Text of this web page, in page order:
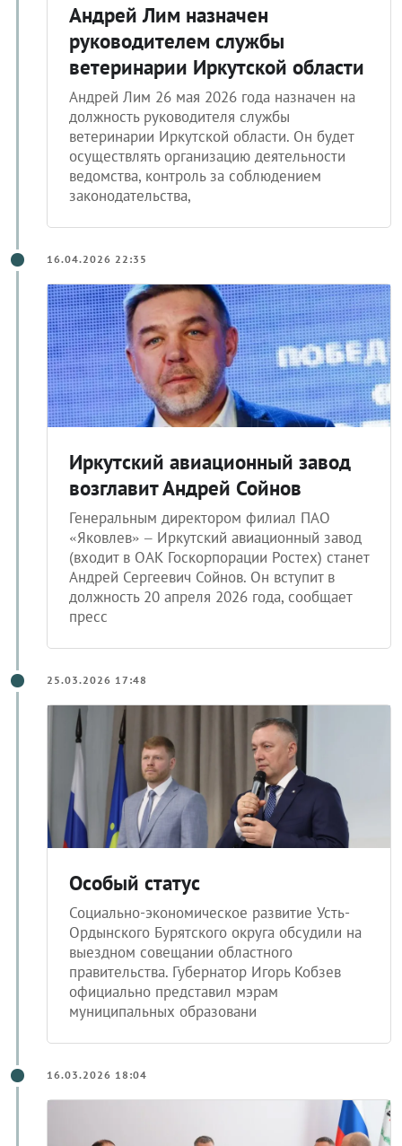
Андрей Лим назначен
руководителем службы
ветеринарии Иркутской области
Андрей Лим 26 мая 2026 года назначен на
должность руководителя службы
ветеринарии Иркутской области. Он будет
осуществлять организацию деятельности
ведомства, контроль за соблюдением
законодательства,
16.04.2026 22:35
Иркутский авиационный завод
возглавит Андрей Сойнов
Генеральным директором филиал ПАО
«Яковлев» – Иркутский авиационный завод
(входит в ОАК Госкорпорации Ростех) станет
Андрей Сергеевич Сойнов. Он вступит в
должность 20 апреля 2026 года, сообщает
пресс
25.03.2026 17:48
Особый статус
Социально-экономическое развитие Усть-
Ордынского Бурятского округа обсудили на
выездном совещании областного
правительства. Губернатор Игорь Кобзев
официально представил мэрам
муниципальных образовани
16.03.2026 18:04